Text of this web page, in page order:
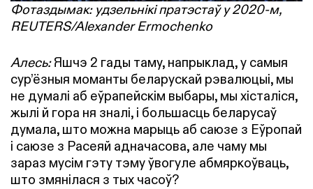
Фотаздымак: удзельнікі пратэстаў у 2020-м,
REUTERS/Alexander Ermochenko
Алесь:Яшчэ 2 гады таму, напрыклад, у самыя
сур’ёзныя моманты беларускай рэвалюцыі, мы
не думалі аб еўрапейскім выбары, мы хісталіся,
жылі й гора ня зналі, і большасць беларусаў
думала, што можна марыць аб саюзе з Еўропай
і саюзе з Расеяй адначасова, але чаму мы
зараз мусім гэту тэму ўвогуле абмяркоўваць,
што змянілася з тых часоў?